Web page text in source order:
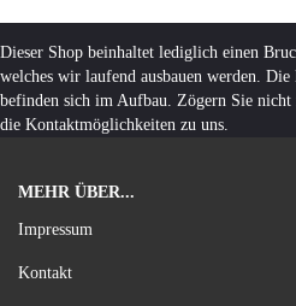
Dieser Shop beinhaltet lediglich einen
welches wir laufend ausbauen werden.
befinden sich im Aufbau. Zögern Sie
die Kontaktmöglichkeiten zu uns.
MEHR ÜBER...
Impressum
Kontakt